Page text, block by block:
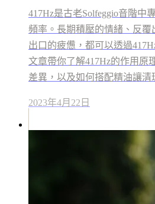
417Hz是古老Solfeggio音階中
頻率。長期積壓的情緒、反覆
出口的疲憊，都可以透過
文章帶你了解417Hz的作用原
差異，以及如何搭配精油讓清
2023年4月22日